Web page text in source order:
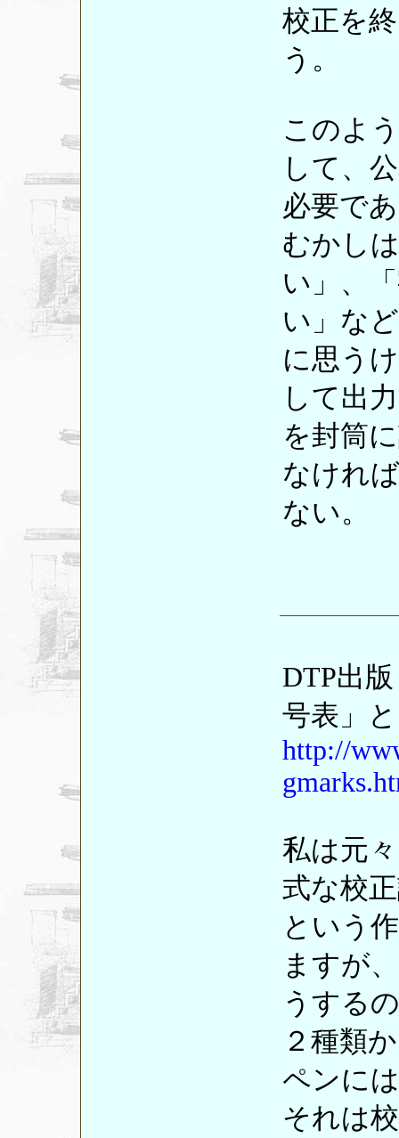
校正を
う。
このよ
して、
必要で
むかし
い」、
い」な
に思う
して出
を封筒
なけれ
ない。
DTP出
号表」
http://
私は元
式な校
という
ますが
うする
２種類
ペンに
それは